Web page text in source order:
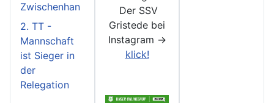
Zwischenhan
2. TT -
Mannschaft
ist Sieger in
der
Relegation
Der SSV
Gristede bei
Instagram ->
klick!